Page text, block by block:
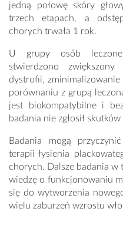
jedną połowę skóry
trzech etapach, a
chorych trwała 1 rok.
U grupy osób leczonej
stwierdzono
dystrofii, zminimalizowanie
porównaniu z grupą
jest biokompatybilne i
badania nie zgłosił
Badania mogą
terapii łysienia
chorych. Dalsze badania
wiedzę o funkcjonowaniu
się do wytworzenia
wielu zaburzeń wzrostu